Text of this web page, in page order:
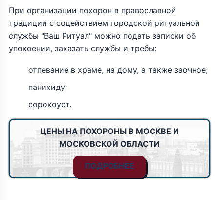
При организации похорон в православной
традиции с содействием городской ритуальной
службы "Ваш Ритуал" можно подать записки об
упокоении, заказать службы и требы:
отпевание в храме, на дому, а также заочное;
панихиду;
сорокоуст.
ЦЕНЫ НА ПОХОРОНЫ В МОСКВЕ И
МОСКОВСКОЙ ОБЛАСТИ
ПОДРОБНЕЕ